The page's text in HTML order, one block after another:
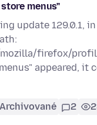
menus"
update 129.0.1,
firefox/
appeared, it
Archivované 2